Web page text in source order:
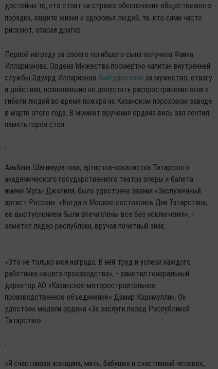
достойны те, кто стоит на страже обеспечения общественного
порядка, защите жизни и здоровья людей, те, кто сами часто
рискуют, спасая других.
Первой награду за своего погибшего сына получила Фаина
Илларионова. Ордена Мужества посмертно капитан внутренней
службы Эдуард Илларионов был удостоен за мужество, отвагу
и действия, позволившие не допустить распространения огня и
гибели людей во время пожара на Казанском пороховом заводе
в марте этого года. В момент вручения ордена весь зал почтил
память героя стоя.
Альбина Шагимуратова, артистка-вокалистка Татарского
академического государственного театра оперы и балета
имени Мусы Джалиля, была удостоена звания «Заслуженный
артист России». «Когда в Москве состоялись Дни Татарстана,
ее выступлением были впечатлены все без исключения», -
заметил лидер республики, вручая почетный знак.
«Это не только моя награда. В ней труд и успехи каждого
работника нашего производства», - заметил генеральный
директор АО «Казанское моторостроительное
производственное объединение» Дамир Каримуллин. Он
удостоен медали ордена «За заслуги перед Республикой
Татарстан».
«Я счастливая женщина, мать, бабушка и счастливый человек,